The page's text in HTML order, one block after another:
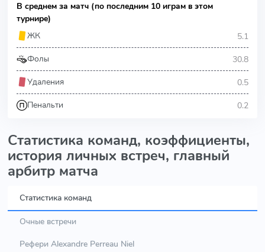
В среднем за матч (по последним 10 играм в этом
турнире)
ЖК
5.1
Фолы 30.8
Удаления 0.5
Пенальти 0.2
Статистика команд, коэффициенты,
история личных встреч, главный
арбитр матча
Статистика команд
Очные встречи
Рефери Alexandre Perreau Niel